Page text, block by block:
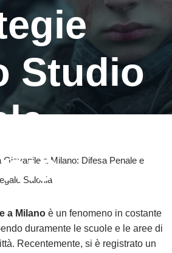
Studio
Giovanile a Milano: Difesa Penale e
Salonia
a Milano è un fenomeno in costante
duramente le scuole e le aree di
Recentemente, si è registrato un